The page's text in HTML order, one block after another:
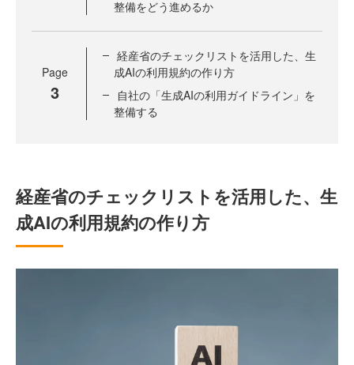
整備をどう進めるか
Page
3
経産省のチェックリストを活用した、生
成AIの利用規約の作り方
自社の「生成AIの利用ガイドライン」を
整備する
経産省のチェックリストを活用した、生
成AIの利用規約の作り方